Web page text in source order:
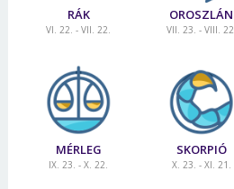
RÁK
VI. 22. - VII. 22.
OROSZLÁN
VII. 23. - VIII. 22.
MÉRLEG
IX. 23. - X. 22.
SKORPIÓ
X. 23. - XI. 21.